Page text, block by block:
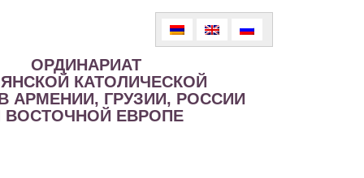
ОРДИНАРИАТ
КАТОЛИЧЕСКОЙ
АРМЕНИИ, ГРУЗИИ, РОССИИ
ВОСТОЧНОЙ ЕВРОПЕ